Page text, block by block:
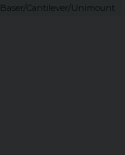
Baser/Cantilever/Unimount